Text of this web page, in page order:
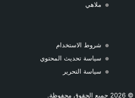
ملاهي
شروط الاستخدام
سياسة تحديث المحتوي
سياسة التحرير
© 2026 جميع الحقوق محفوظة.